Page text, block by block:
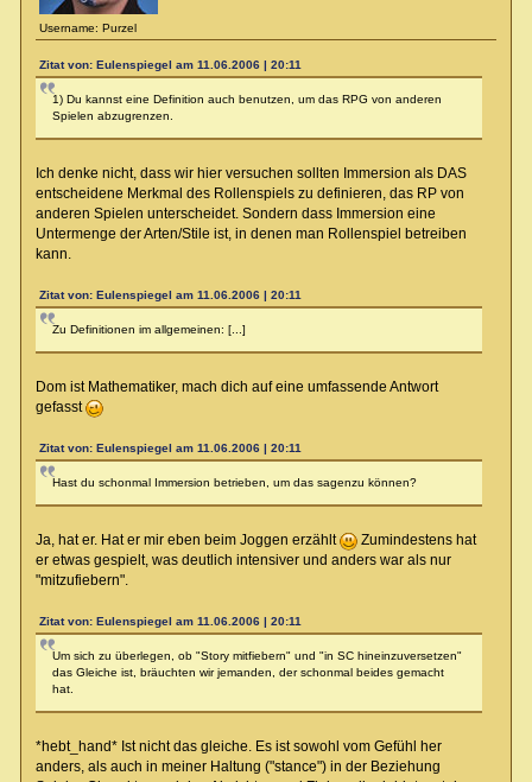
Username: Purzel
Zitat von: Eulenspiegel am 11.06.2006 | 20:11
1) Du kannst eine Definition auch benutzen, um das RPG von anderen
Spielen abzugrenzen.
Ich denke nicht, dass wir hier versuchen sollten Immersion als DAS
entscheidene Merkmal des Rollenspiels zu definieren, das RP von
anderen Spielen unterscheidet. Sondern dass Immersion eine
Untermenge der Arten/Stile ist, in denen man Rollenspiel betreiben
kann.
Zitat von: Eulenspiegel am 11.06.2006 | 20:11
Zu Definitionen im allgemeinen: [...]
Dom ist Mathematiker, mach dich auf eine umfassende Antwort
gefasst
Zitat von: Eulenspiegel am 11.06.2006 | 20:11
Hast du schonmal Immersion betrieben, um das sagenzu können?
Ja, hat er. Hat er mir eben beim Joggen erzählt
Zumindestens hat
er etwas gespielt, was deutlich intensiver und anders war als nur
"mitzufiebern".
Zitat von: Eulenspiegel am 11.06.2006 | 20:11
Um sich zu überlegen, ob "Story mitfiebern" und "in SC hineinzuversetzen"
das Gleiche ist, bräuchten wir jemanden, der schonmal beides gemacht
hat.
*hebt_hand* Ist nicht das gleiche. Es ist sowohl vom Gefühl her
anders, als auch in meiner Haltung ("stance") in der Beziehung